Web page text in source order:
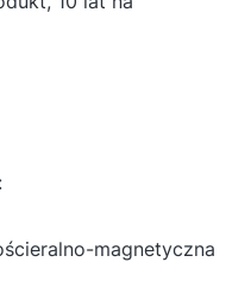
magnetyczna